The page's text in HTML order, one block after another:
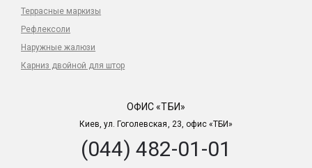
Террасные маркизы
Рефлексоли
Наружные жалюзи
Карниз двойной для штор
ОФИС «ТБИ»
Киев, ул. Гоголевская, 23, офис «ТБИ»
(044) 482-01-01